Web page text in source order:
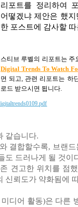
리포트를 정리하여
어떻겠냐 제안은 했지
한 포스트에 감사할
스티브 루벨의 리포트는 주
Digital Trends To Watch
면 되고 관련 리포트는 하
로드 받으시면 됩니다
같습니다.
결합할수록, 브랜드
도 드러나게 될 것이
견고한 위치를 점
신뢰도가 약화됨에
미디어 활동)은 다른